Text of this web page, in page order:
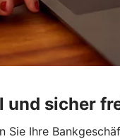
und sicher
Sie Ihre